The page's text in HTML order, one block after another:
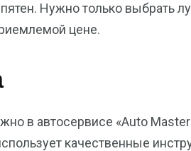
Нужно только выбрать
цене.
в автосервисе «Auto
качественные